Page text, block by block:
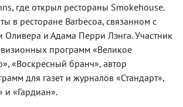
где открыл рестораны Smokehouse.
в ресторане Barbecoa, связанном с
и Адама Перри Лэнга. Участник
программ «Великое
«Воскресный бранч», автор
для газет и журналов «Стандарт»,
и «Гардиан».